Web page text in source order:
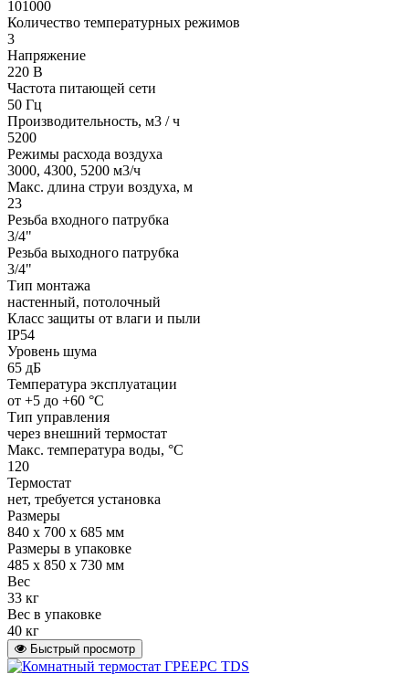
101000
Количество температурных режимов
3
Напряжение
220 В
Частота питающей сети
50 Гц
Производительность, м3 / ч
5200
Режимы расхода воздуха
3000, 4300, 5200 м3/ч
Макс. длина струи воздуха, м
23
Резьба входного патрубка
3/4"
Резьба выходного патрубка
3/4"
Тип монтажа
настенный, потолочный
Класс защиты от влаги и пыли
IP54
Уровень шума
65 дБ
Температура эксплуатации
от +5 до +60 °С
Тип управления
через внешний термостат
Макс. температура воды, °С
120
Термостат
нет, требуется установка
Размеры
840 х 700 х 685 мм
Размеры в упаковке
485 x 850 x 730 мм
Вес
33 кг
Вес в упаковке
40 кг
Быстрый просмотр